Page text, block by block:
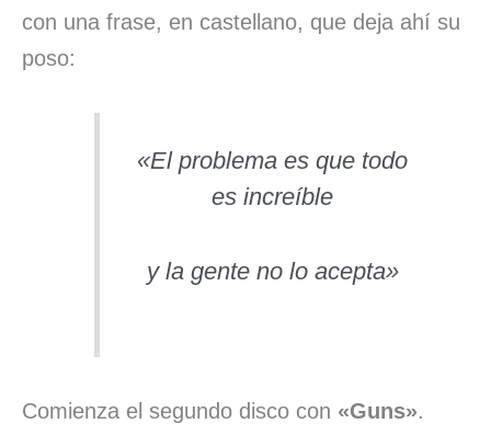
con una frase, en castellano, que deja ahí su
poso:
«El problema es que todo
es increíble
y la gente no lo acepta»
Comienza el segundo disco con «Guns».